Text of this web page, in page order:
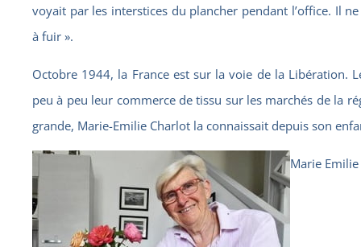
voyait par les interstices du plancher pendant l’office. Il
à fuir ».
Octobre 1944, la France est sur la voie de la Libération.
peu à peu leur commerce de tissu sur les marchés de la
grande, Marie-Emilie Charlot la connaissait depuis son
Marie